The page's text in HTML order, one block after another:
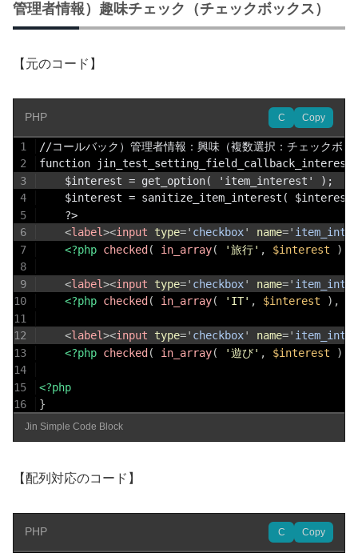
管理者情報）趣味チェック（チェックボックス）
【元のコード】
PHP C Copy
1
//コールバック）管理者情報：興味（複数選択：チェックボ
2
3
	$interest = get_option( 'item_interest' );
4
5
    ?>
6
<label><input type=' checkbox' name='
7
<?php checked( in_array( '旅行' , $interest )
8
9
<label><input type=' checkbox' name='
10
<?php checked ( in_array( 'IT' , $interest ) ,
11
12
<label><input type=' checkbox' name='
13
<?php checked( in_array( '遊び' , $interest )
14
15
<?php
16
}
Jin Simple Code Block
【配列対応のコード】
PHP C Copy